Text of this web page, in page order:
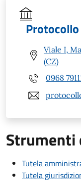
Protocollo
Viale I,
(CZ)
0968
Tutela
Tutela